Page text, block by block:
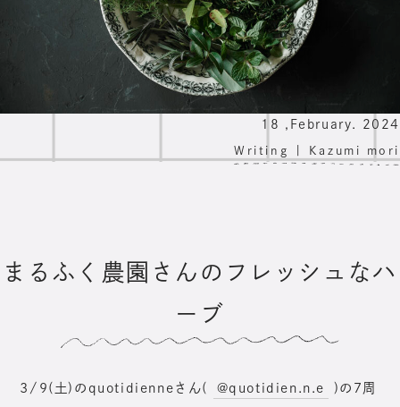
18 ,February. 2024
Writing | Kazumi mori
まるふく農園さんのフレッシュなハ
ーブ
3/9(土)のquotidienneさん( @quotidien.n.e )の7周